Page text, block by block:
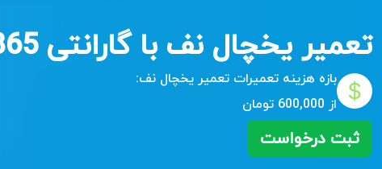
تعمیر یخچال نف با گارانتی 365 روزه
بازه هزینه تعمیرات تعمیر یخچال نف:
از 600,000 تومان
ثبت درخواست